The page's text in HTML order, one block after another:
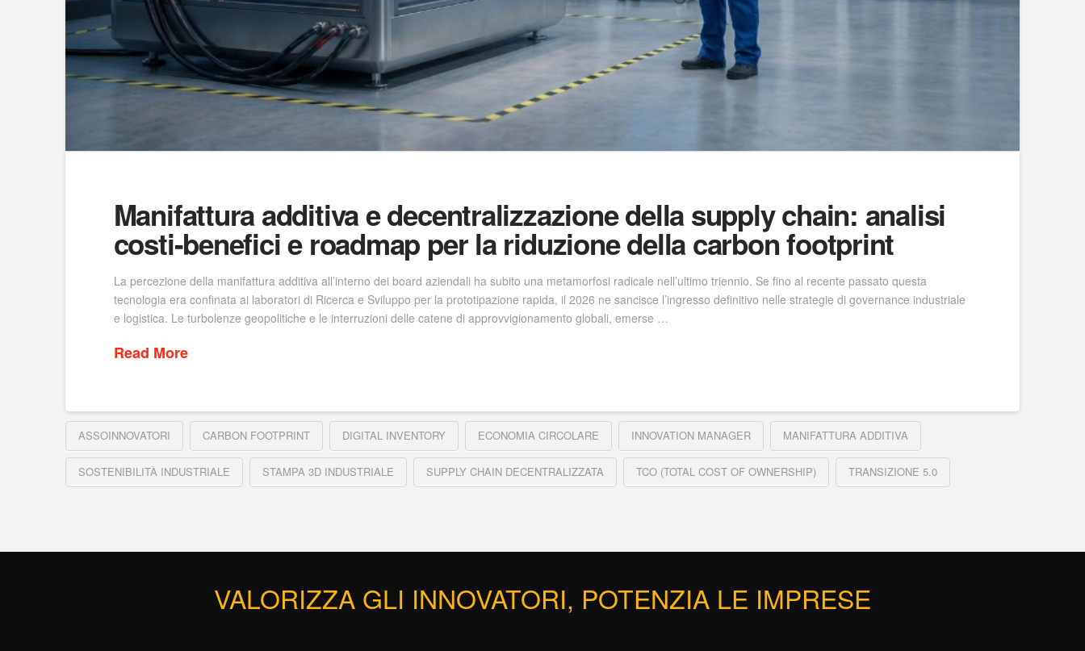
Manifattura additiva e decentralizzazione della supply chain: analisi
costi-benefici e roadmap per la riduzione della carbon footprint
La percezione della manifattura additiva all’interno dei board aziendali ha subito una metamorfosi radicale nell’ultimo triennio. Se fino al recente passato questa
tecnologia era confinata ai laboratori di Ricerca e Sviluppo per la prototipazione rapida, il 2026 ne sancisce l’ingresso definitivo nelle strategie di governance industriale
e logistica. Le turbolenze geopolitiche e le interruzioni delle catene di approvvigionamento globali, emerse …
Read More
ASSOINNOVATORI CARBON FOOTPRINT DIGITAL INVENTORY ECONOMIA CIRCOLARE INNOVATION MANAGER MANIFATTURA ADDITIVA
SOSTENIBILITÀ INDUSTRIALE STAMPA 3D INDUSTRIALE SUPPLY CHAIN DECENTRALIZZATA TCO (TOTAL COST OF OWNERSHIP) TRANSIZIONE 5.0
VALORIZZA GLI INNOVATORI, POTENZIA LE IMPRESE